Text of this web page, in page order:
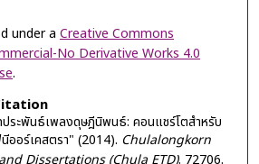
under a Creative Commons
No Derivative Works 4.0
.
ระพันธ์เพลงดุษฎีนิพนธ์: คอนแชร์โตสำหรับ
ออร์เคสตรา" (2014). Chulalongkorn
Dissertations (Chula ETD). 72706.